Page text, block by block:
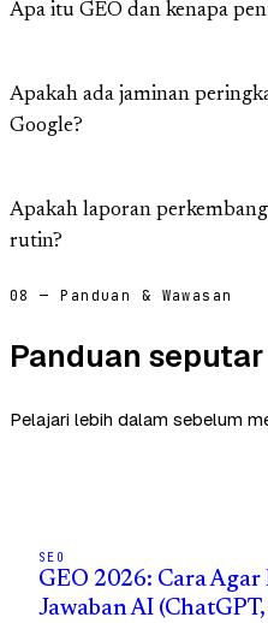
Apa itu GEO dan kenapa
Apakah ada jaminan
Google?
Apakah laporan
rutin?
08 — Panduan & Wawasan
Panduan seputar
Pelajari lebih dalam sebelum
SEO
GEO 2026: Cara
Jawaban AI